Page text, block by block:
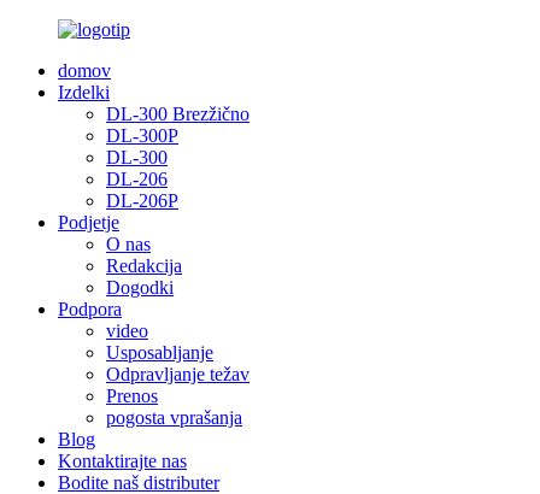
domov
Izdelki
DL-300 Brezžično
DL-300P
DL-300
DL-206
DL-206P
Podjetje
O nas
Redakcija
Dogodki
Podpora
video
Usposabljanje
Odpravljanje težav
Prenos
pogosta vprašanja
Blog
Kontaktirajte nas
Bodite naš distributer